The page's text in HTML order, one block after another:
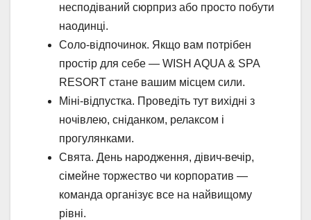
несподіваний сюрприз або просто побути
наодинці.
Соло-відпочинок. Якщо вам потрібен
простір для себе — WISH AQUA & SPA
RESORT стане вашим місцем сили.
Міні-відпустка. Проведіть тут вихідні з
ночівлею, сніданком, релаксом і
прогулянками.
Свята. День народження, дівич-вечір,
сімейне торжество чи корпоратив —
команда організує все на найвищому
рівні.